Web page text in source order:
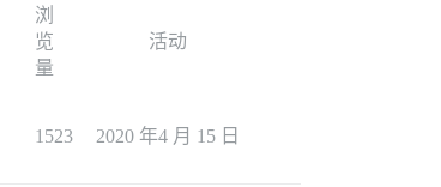
浏
览
量
活动
1523 2020 年4 月 15 日